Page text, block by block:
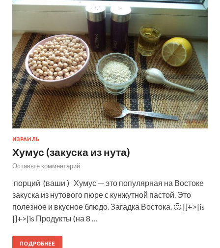
ИЗРАИЛЬ
Хумус (закуска из нута)
Оставьте комментарий
порций (ваши ) Хумус — это популярная на Востоке
закуска из нутового пюре с кунжутной пастой. Это
полезное и вкусное блюдо. Загадка Востока. 🙂 |]+>|is
|]+>|is Продукты (на 8 …
ПОДРОБНЕЕ